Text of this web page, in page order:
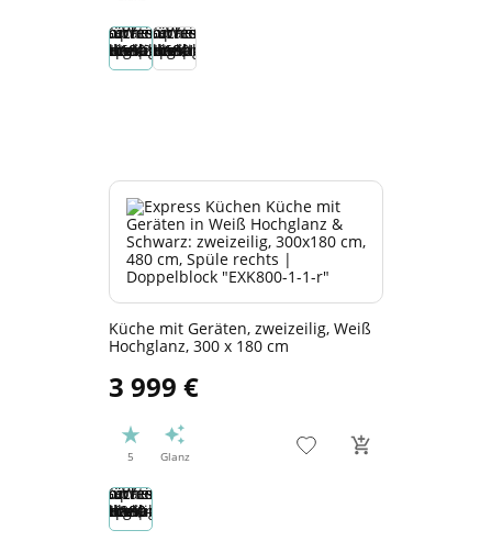
Küche mit Geräten, zweizeilig, Weiß
Hochglanz, 300 x 180 cm
3 999 €
5 Glanz